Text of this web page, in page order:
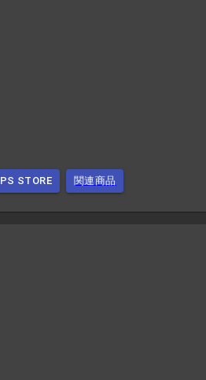
PS STORE 関連商品